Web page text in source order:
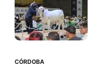
CÓRDOBA